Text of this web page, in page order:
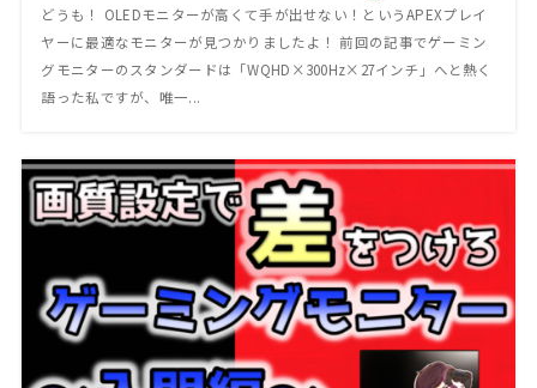
どうも！ OLEDモニターが高くて手が出せない！というAPEXプレイ
ヤーに最適なモニターが見つかりましたよ！ 前回の記事でゲーミン
グモニターのスタンダードは「WQHD×300Hz×27インチ」へと熱く
語った私ですが、唯一...